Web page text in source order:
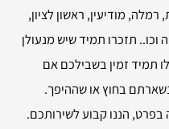
מודיעין, ראשון לציון,
וכו.. תזכרו תמיד שיש מנעולן
תמיד זמין בשבילכם אם
בחוץ או שההיפך.
בפרט, הננו קבוע לשירותכם.